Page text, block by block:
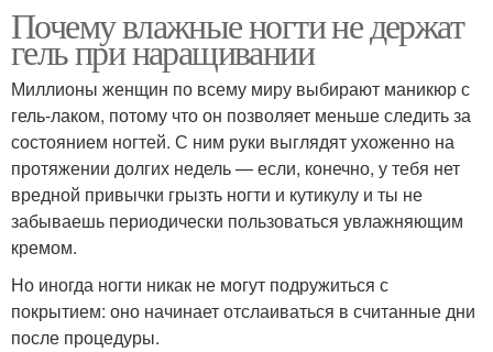
Почему влажные ногти не держат
гель при наращивании
Миллионы женщин по всему миру выбирают маникюр с
гель-лаком, потому что он позволяет меньше следить за
состоянием ногтей. С ним руки выглядят ухоженно на
протяжении долгих недель — если, конечно, у тебя нет
вредной привычки грызть ногти и кутикулу и ты не
забываешь периодически пользоваться увлажняющим
кремом.
Но иногда ногти никак не могут подружиться с
покрытием: оно начинает отслаиваться в считанные дни
после процедуры.